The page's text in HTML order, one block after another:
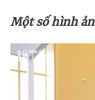
Một số hình